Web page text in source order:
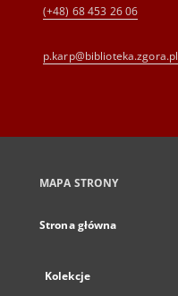
(+48) 68 453 26 06
p.karp@biblioteka.zgora.pl
MAPA STRONY
Strona główna
Kolekcje